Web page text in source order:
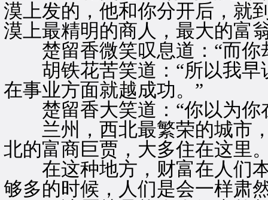
漠上发的，他和你分开后，就
漠上最精明的商人，最大的富
楚留香微笑叹息道：“而你
胡铁花苦笑道：“所以我早
在事业方面就越成功。”
楚留香大笑道：“你以为你
兰州，西北最繁荣的城市，
北的富商巨贾，大多住在这里
在这种地方，财富在人们本
够多的时候，人们是会一样肃